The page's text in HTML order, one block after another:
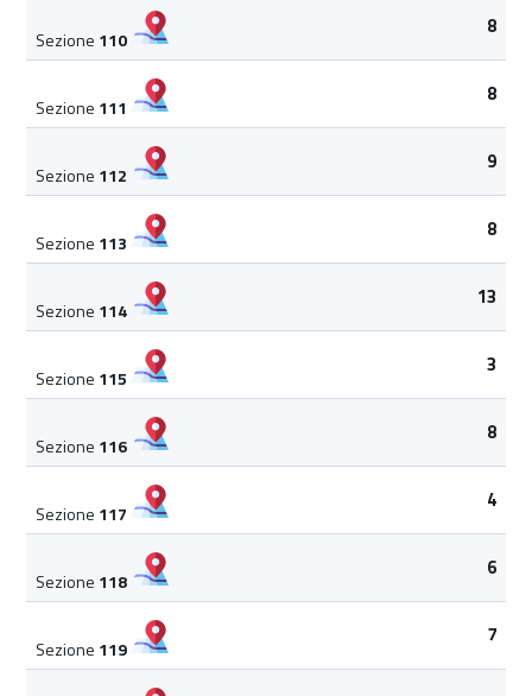
Sezione 110
8
Sezione 111
8
Sezione 112
9
Sezione 113
8
Sezione 114
13
Sezione 115
3
Sezione 116
8
Sezione 117
4
Sezione 118
6
Sezione 119
7